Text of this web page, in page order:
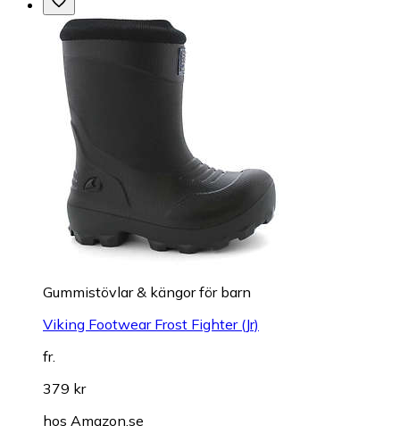
Gummistövlar & kängor för barn
Viking Footwear Frost Fighter (Jr)
fr.
379 kr
hos Amazon.se